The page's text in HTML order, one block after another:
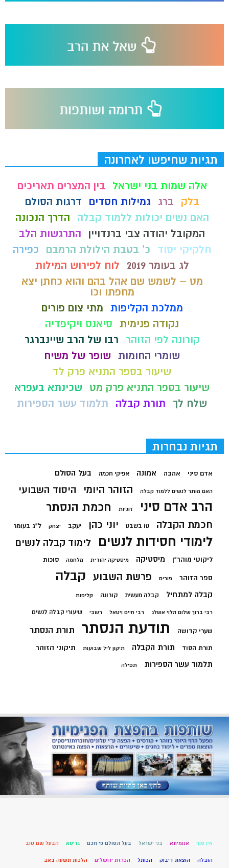
תגיות שחיפשו לאחרונה
אלה שמות בני ישראל
בין המצרים תאריכים
בלק
ברג גמילות חסדים
דרגות הסולם
האם נשים יכולות ללמוד קבלה
הדרך הנכונה
המקובל יהודה צבי ברנדויין
התרגשות הלב
חלקיקי יסוד
כ' בטבת הילולת הרמבם
כפירה
לג בעומר 2019
לוח לפירוש המילות
מט – לשמש שם אהל בהם והוא כחתן יצא
מחפתו וכו
ממלכת הקליפות מתי צום פורים
נקודה פנימית סיאנס ויקיפדיה
קורונה לפי הזוהר
רבו של הרב שיינברגר
שומרי החומות שופר של משיח
שיעור בספר התניא פרק לד
שיעור בספר התניא פרק מט
שכינתא בעפרא
שלח לך
תורת קבלה תלמוד עשר הספירות
תגיות נבחרות
אדם סיני אהבה אמונה אפיקי חכמה בעל הסולם
האם מותר לנשים ללמוד קבלה הזוהר היומי היסוד השבועי
הרב אדם סיני זוגיות חכמת הנסתר
חכמת הקבלה טו בשבט יוני כהן יעקב יצחק ל"ג בעומר
לימודי חסידות לנשים לימוד קבלה לנשים
ליקוטי מוהר"ן מיסטיקה מיסטיקה יהודית מלחמה סוכות
ספר הזוהר פורים פרשת השבוע קבלה
קבלה למתחיל קבלה מעשית קורונה קליפות
רבי ברוך שלום הלוי אשלג רבי חיים ויטאל רשבי שיעורי קבלה לנשים
שערי קדושה תודעת הנסתר תורת הנסתר
תורת הסוד תורת הקבלה תיקון ליל שבועות תיקוני הזוהר
תלמוד עשר הספירות תפילה
אין סוף אנומיתא בני ישראל בעל הסולם פי חכם גריסא הבעל שם טוב
הובלה הוצאת דיבוק הכותל הכרזת ירושלים הלכות תשעה באב